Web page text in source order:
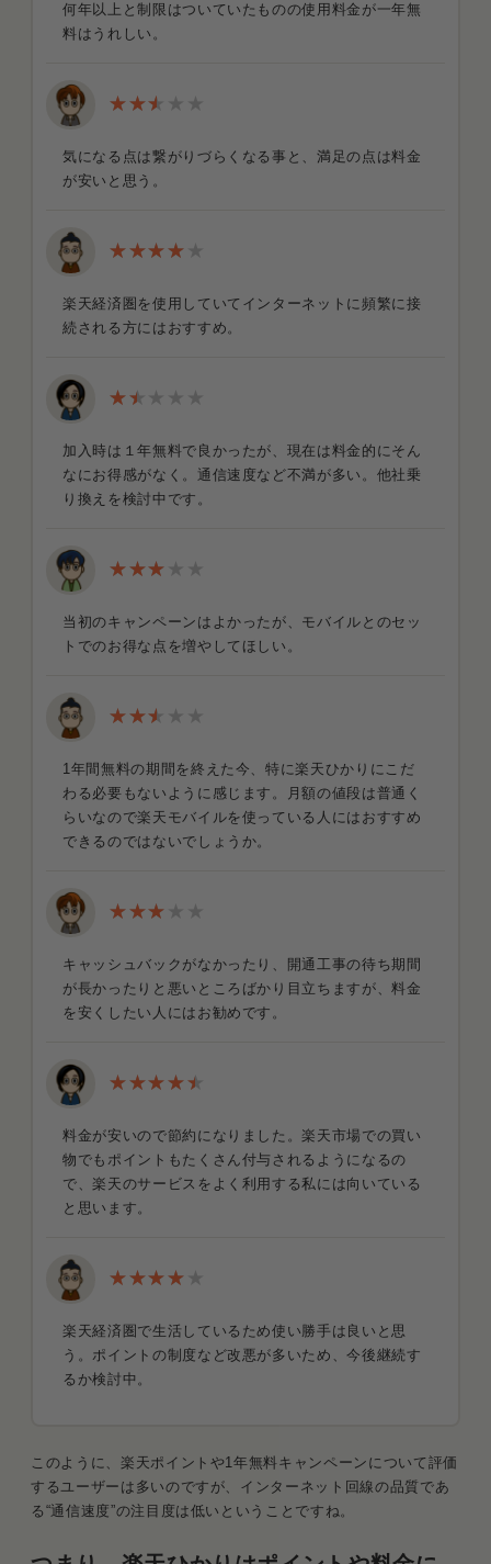
何年以上と制限はついていたものの使用料金が一年無
料はうれしい。
気になる点は繋がりづらくなる事と、満足の点は料金
が安いと思う。
楽天経済圏を使用していてインターネットに頻繁に接
続される方にはおすすめ。
加入時は１年無料で良かったが、現在は料金的にそん
なにお得感がなく。通信速度など不満が多い。他社乗
り換えを検討中です。
当初のキャンペーンはよかったが、モバイルとのセッ
トでのお得な点を増やしてほしい。
1年間無料の期間を終えた今、特に楽天ひかりにこだ
わる必要もないように感じます。月額の値段は普通く
らいなので楽天モバイルを使っている人にはおすすめ
できるのではないでしょうか。
キャッシュバックがなかったり、開通工事の待ち期間
が長かったりと悪いところばかり目立ちますが、料金
を安くしたい人にはお勧めです。
料金が安いので節約になりました。楽天市場での買い
物でもポイントもたくさん付与されるようになるの
で、楽天のサービスをよく利用する私には向いている
と思います。
楽天経済圏で生活しているため使い勝手は良いと思
う。ポイントの制度など改悪が多いため、今後継続す
るか検討中。
このように、楽天ポイントや1年無料キャンペーンについて評価
するユーザーは多いのですが、インターネット回線の品質であ
る“通信速度”の注目度は低いということですね。